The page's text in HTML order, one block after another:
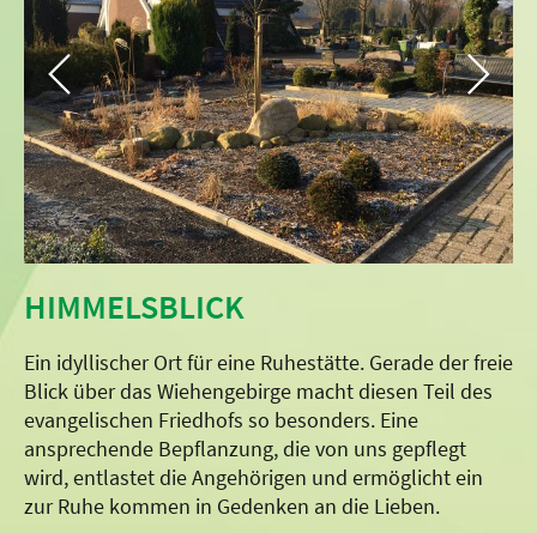
HIMMELSBLICK
Ein idyllischer Ort für eine Ruhestätte. Gerade der freie
Blick über das Wiehengebirge macht diesen Teil des
evangelischen Friedhofs so besonders. Eine
ansprechende Bepflanzung, die von uns gepflegt
wird, entlastet die Angehörigen und ermöglicht ein
zur Ruhe kommen in Gedenken an die Lieben.